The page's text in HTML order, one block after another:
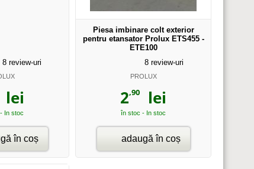
8 review-uri
lei
In stoc
în coș
Piesa imbinare colt exterior
pentru etansator Prolux ETS455 -
ETE100
8 review-uri
PROLUX
2,90 lei
în stoc - In stoc
adaugă în coș